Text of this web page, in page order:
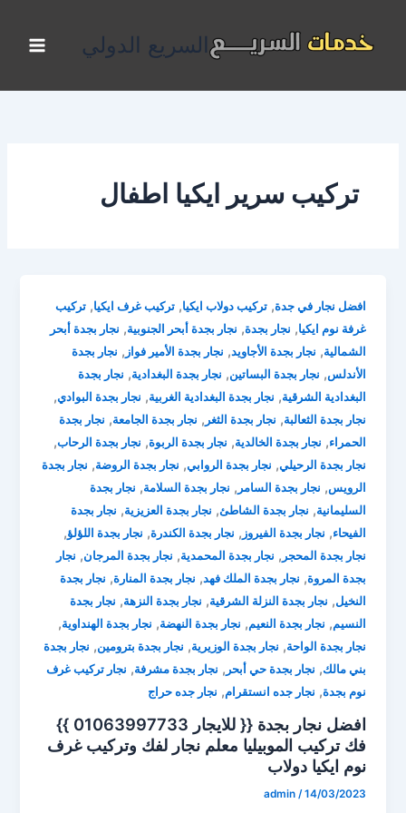
المحتوى
السريع الدولي
تركيب سرير ايكيا اطفال
افضل نجار في جدة,تركيب دولاب ايكيا,تركيب غرف ايكيا,تركيب
غرفة نوم ايكيا, نجار بجدة, نجار بجدة أبحر الجنوبية, نجار بجدة أبحر
الشمالية, نجار بجدة الأجاويد, نجار بجدة الأمير فواز , نجار بجدة
الأندلس, نجار بجدة البساتين, نجار بجدة البغدادية, نجار بجدة
البغدادية الشرقية, نجار بجدة البغدادية الغربية, نجار بجدة البوادي,
نجار بجدة الثعالبة, نجار بجدة الثغر , نجار بجدة الجامعة, نجار بجدة
الحمراء, نجار بجدة الخالدية, نجار بجدة الربوة, نجار بجدة الرحاب,
نجار بجدة الرحيلي, نجار بجدة الروابي, نجار بجدة الروضة, نجار بجدة
الرويس, نجار بجدة السامر , نجار بجدة السلامة, نجار بجدة
السليمانية, نجار بجدة الشاطئ, نجار بجدة العزيزية, نجار بجدة
الفيحاء, نجار بجدة الفيروز , نجار بجدة الكندرة, نجار بجدة اللؤلؤ,
نجار بجدة المحجر , نجار بجدة المحمدية, نجار بجدة المرجان, نجار
بجدة المروة, نجار بجدة الملك فهد, نجار بجدة المنارة, نجار بجدة
النخيل, نجار بجدة النزلة الشرقية, نجار بجدة النزهة, نجار بجدة
النسيم, نجار بجدة النعيم, نجار بجدة النهضة, نجار بجدة الهنداوية,
نجار بجدة الواحة, نجار بجدة الوزيرية, نجار بجدة بترومين, نجار بجدة
بني مالك, نجار بجدة حي أبحر , نجار بجدة مشرفة, نجار تركيب غرف
نوم بجدة, نجار جده انستقرام, نجار جده حراج
افضل نجار بجدة {{ للايجار 01063997733 }}
فك تركيب الموبيليا ⁦معلم نجار لفك وتركيب غرف
نوم ايكيا دولاب
admin /14/03/2023